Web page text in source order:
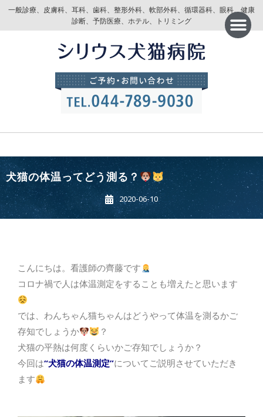
一般診療、皮膚科、耳科、歯科、整形外科、軟部外科、循環器科、眼科、健康
診断、予防医療、ホテル、トリミング
犬猫の体温ってどう測る？
2020-06-10
こんにちは。看護師の齊藤です
コロナ禍で人は体温測定をすることも増えたと思います
では、わんちゃん猫ちゃんはどうやって体温を測るかご
存知でしょうか
？
犬猫の平熱は何度くらいかご存知でしょうか？
今回は“犬猫の体温測定”についてご説明させていただき
ます